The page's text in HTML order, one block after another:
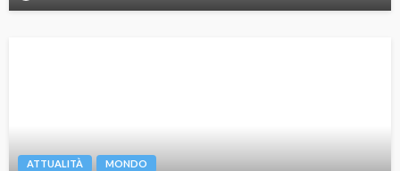
ATTUALITÀ MONDO